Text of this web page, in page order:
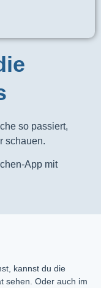
so passiert,
schauen.
App mit
kannst du die
sehen. Oder auch im